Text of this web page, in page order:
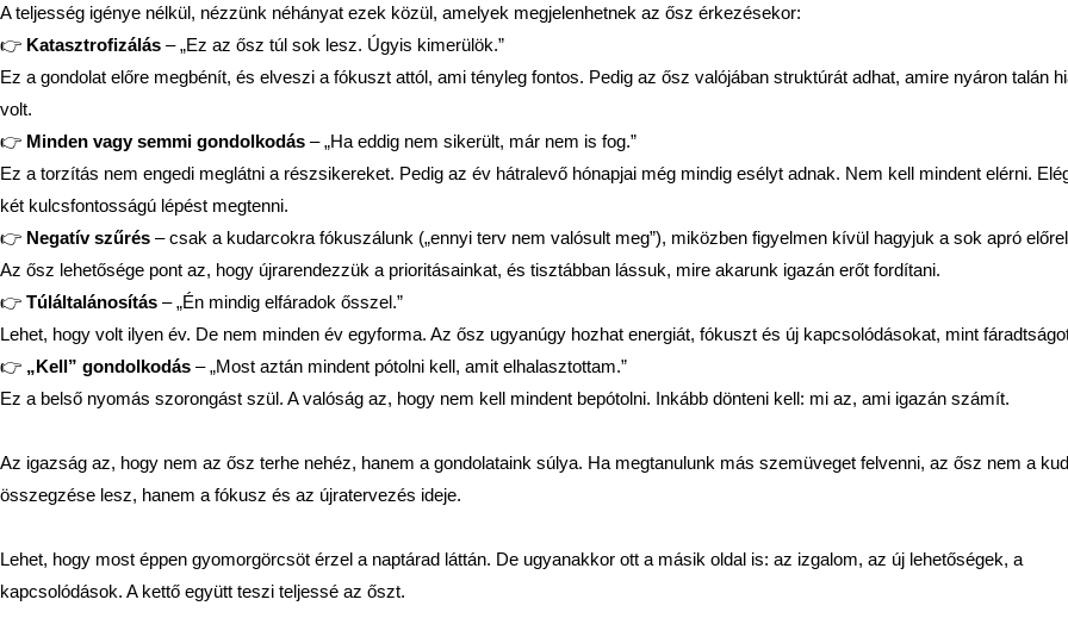
A teljesség igénye nélkül, nézzünk néhányat ezek közül, amelyek megjelenhetnek az ősz érkezésekor:
👉 Katasztrofizálás – „Ez az ősz túl sok lesz. Úgyis kimerülök.”
Ez a gondolat előre megbénít, és elveszi a fókuszt attól, ami tényleg fontos. Pedig az ősz valójában struktúrát adhat, amire nyáron talán
volt.
👉 Minden vagy semmi gondolkodás – „Ha eddig nem sikerült, már nem is fog.”
Ez a torzítás nem engedi meglátni a részsikereket. Pedig az év hátralevő hónapjai még mindig esélyt adnak. Nem kell mindent elérni.
két kulcsfontosságú lépést megtenni.
👉 Negatív szűrés – csak a kudarcokra fókuszálunk („ennyi terv nem valósult meg”), miközben figyelmen kívül hagyjuk a sok apró
Az ősz lehetősége pont az, hogy újrarendezzük a prioritásainkat, és tisztábban lássuk, mire akarunk igazán erőt fordítani.
👉 Túláltalánosítás – „Én mindig elfáradok ősszel.”
Lehet, hogy volt ilyen év. De nem minden év egyforma. Az ősz ugyanúgy hozhat energiát, fókuszt és új kapcsolódásokat, mint
👉 „Kell” gondolkodás – „Most aztán mindent pótolni kell, amit elhalasztottam.”
Ez a belső nyomás szorongást szül. A valóság az, hogy nem kell mindent bepótolni. Inkább dönteni kell: mi az, ami igazán számít.
Az igazság az, hogy nem az ősz terhe nehéz, hanem a gondolataink súlya. Ha megtanulunk más szemüveget felvenni, az ősz nem a
összegzése lesz, hanem a fókusz és az újratervezés ideje.
Lehet, hogy most éppen gyomorgörcsöt érzel a naptárad láttán. De ugyanakkor ott a másik oldal is: az izgalom, az új lehetőségek, a
kapcsolódások. A kettő együtt teszi teljessé az őszt.